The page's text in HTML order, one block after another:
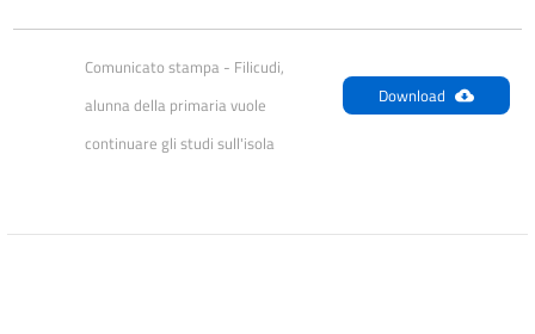
Comunicato stampa - Filicudi,
alunna della primaria vuole
continuare gli studi sull'isola
Download